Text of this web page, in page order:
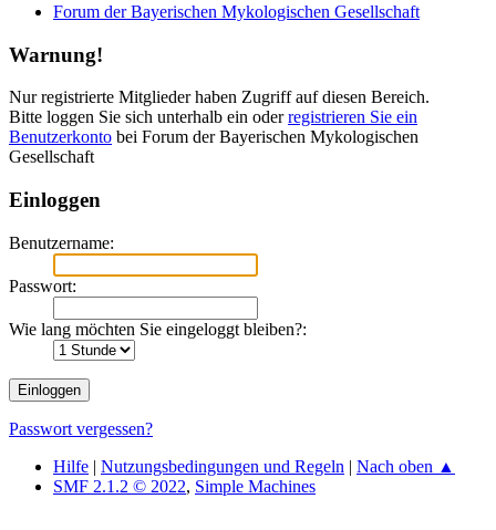
Forum der Bayerischen Mykologischen Gesellschaft
Warnung!
Nur registrierte Mitglieder haben Zugriff auf diesen Bereich.
Bitte loggen Sie sich unterhalb ein oderregistrieren Sie ein
Benutzerkonto bei Forum der Bayerischen Mykologischen
Gesellschaft
Einloggen
Benutzername:
Passwort:
Wie lang möchten Sie eingeloggt bleiben?:
Passwort vergessen?
Hilfe | Nutzungsbedingungen und Regeln | Nach oben ▲
SMF 2.1.2 © 2022, Simple Machines